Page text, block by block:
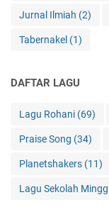
Jurnal Ilmiah (2)
Tabernakel (1)
DAFTAR LAGU
Lagu Rohani (69)
Praise Song (34)
Planetshakers (11)
Lagu Sekolah